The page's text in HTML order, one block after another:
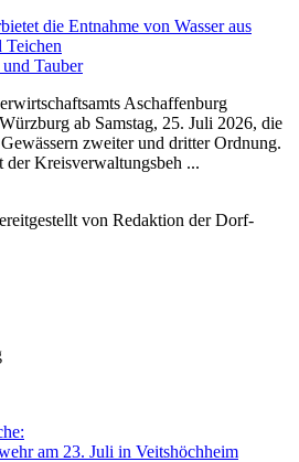
die Entnahme von Wasser aus
Teichen
Tauber
Aschaffenburg
ab Samstag, 25. Juli 2026, die
zweiter und dritter Ordnung.
Kreisverwaltungsbeh ...
von Redaktion der Dorf-
am 23. Juli in Veitshöchheim